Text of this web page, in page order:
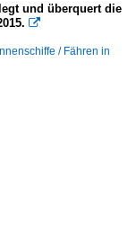
und überquert die

/ Fähren in